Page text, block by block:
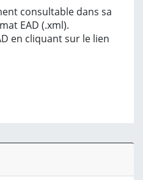
consultable dans sa
EAD (.xml).
en cliquant sur le lien